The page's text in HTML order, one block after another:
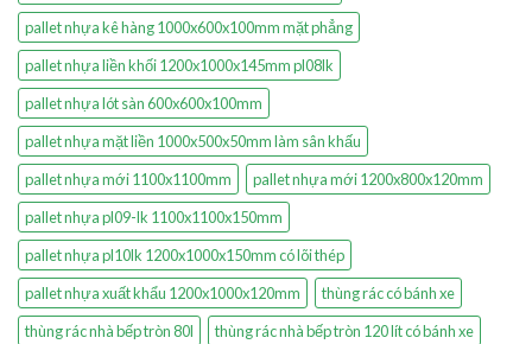
pallet nhựa kê hàng 1000x600x100mm mặt phẳng
pallet nhựa liền khối 1200x1000x145mm pl08lk
pallet nhựa lót sàn 600x600x100mm
pallet nhựa mặt liền 1000x500x50mm làm sân khấu
pallet nhựa mới 1100x1100mm
pallet nhựa mới 1200x800x120mm
pallet nhựa pl09-lk 1100x1100x150mm
pallet nhựa pl10lk 1200x1000x150mm có lõi thép
pallet nhựa xuất khẩu 1200x1000x120mm
thùng rác có bánh xe
thùng rác nhà bếp tròn 80l
thùng rác nhà bếp tròn 120 lít có bánh xe